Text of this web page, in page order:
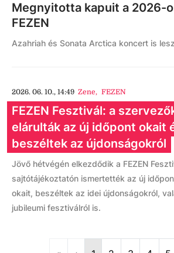
Megnyitotta kapuit a 2026-
FEZEN
Azahriah és Sonata Arctica koncert is
2026. 06. 10., 14:49 Zene, FEZEN
FEZEN Fesztivál: a
elárulták az új időpont okait
beszéltek az újdonságokról
Jövő hétvégén elkezdődik a FEZEN
sajtótájékoztatón ismertették az új
okait, beszéltek az idei újdonságokról,
jubileumi fesztiválról is.